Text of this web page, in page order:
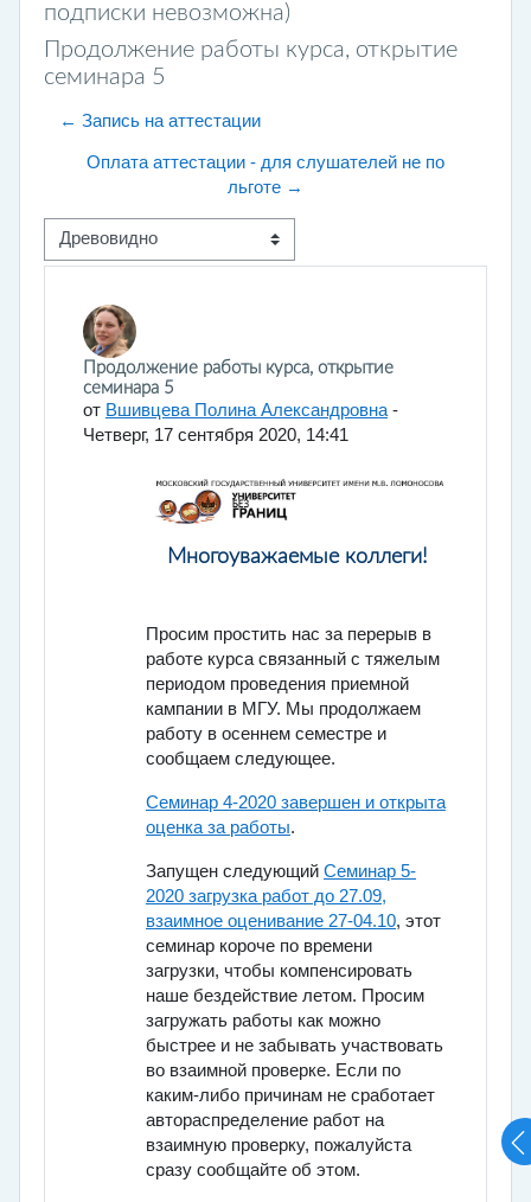
подписки невозможна)
Продолжение работы курса, открытие
семинара 5
← Запись на аттестации
Оплата аттестации - для слушателей не по
льготе →
Режим отображения
Продолжение работы курса, открытие
семинара 5
от Вшивцева Полина Александровна -
Четверг, 17 сентября 2020, 14:41
Количество ответов: 0
Многоуважаемые коллеги!
Просим простить нас за перерыв в
работе курса связанный с тяжелым
периодом проведения приемной
кампании в МГУ. Мы продолжаем
работу в осеннем семестре и
сообщаем следующее.
Семинар 4-2020 завершен и открыта
оценка за работы.
Запущен следующий Семинар 5-
2020 загрузка работ до 27.09,
взаимное оценивание 27-04.10, этот
семинар короче по времени
загрузки, чтобы компенсировать
наше бездействие летом. Просим
загружать работы как можно
быстрее и не забывать участвовать
во взаимной проверке. Если по
каким-либо причинам не сработает
автораспределение работ на
взаимную проверку, пожалуйста
сразу сообщайте об этом.